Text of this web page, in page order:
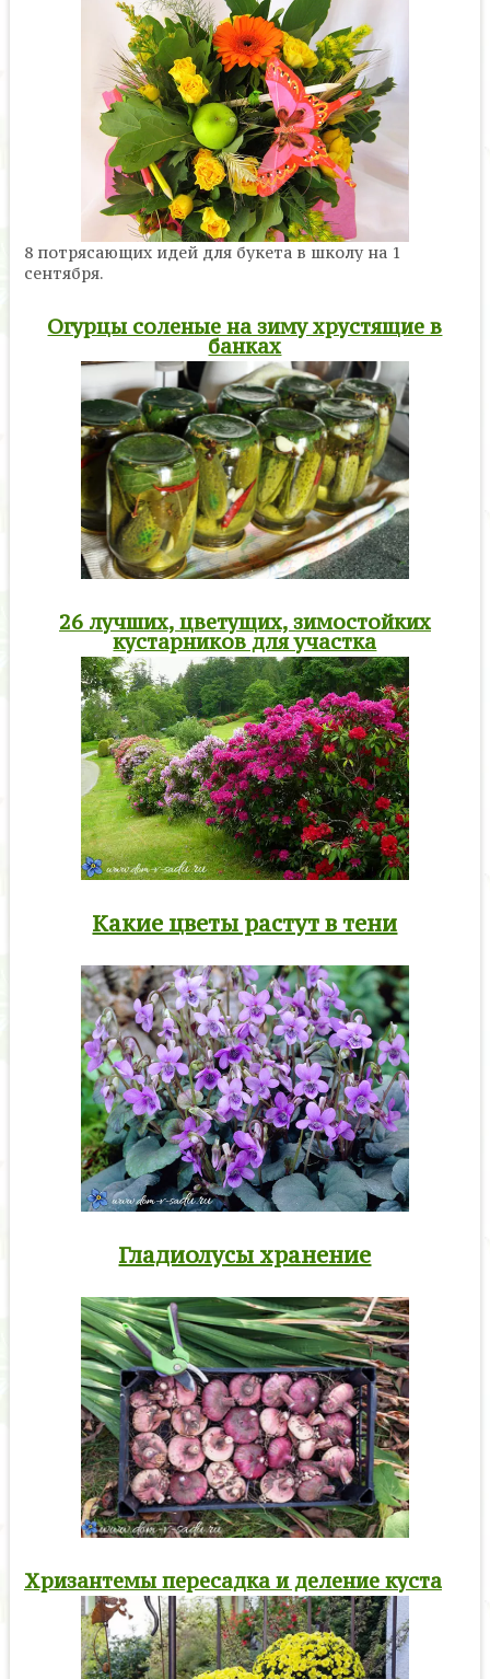
8 потрясающих идей для букета в школу на 1
сентября.
Огурцы соленые на зиму хрустящие в
банках
26 лучших, цветущих, зимостойких
кустарников для участка
Какие цветы растут в тени
Гладиолусы хранение
Хризантемы пересадка и деление куста